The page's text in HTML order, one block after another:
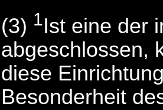
(3) 1Ist eine der
abgeschlossen,
diese
Besonderheit